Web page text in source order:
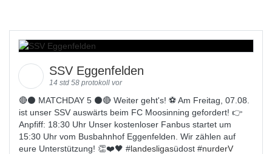
SSV Eggenfelden
14 std 58 protokoll vor
🔴⚫️ MATCHDAY 5 ⚫️🔴 Weiter geht's! ⚽ Am Freitag, 07.08.
ist unser SSV auswärts beim FC Moosinning gefordert! 👉
Anpfiff: 18:30 Uhr Unser kostenloser Fanbus startet um
15:30 Uhr vom Busbahnhof Eggenfelden. Wir zählen auf
eure Unterstützung! 👏❤️🖤 #landesligasüdost #nurderV